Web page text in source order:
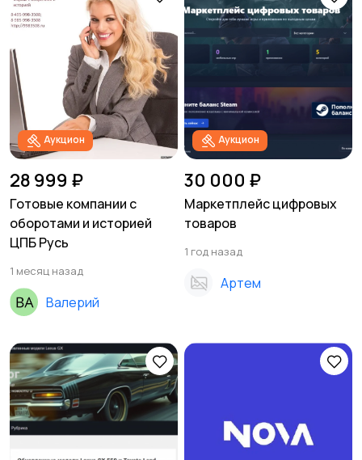
Аукцион
28 999 ₽
Готовые компании с
оборотами и историей
ЦПБ Русь
1 месяц назад
Валерий
Аукцион
30 000 ₽
Маркетплейс цифровых
товаров
1 год назад
Артем